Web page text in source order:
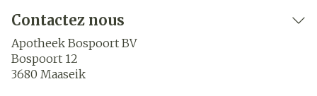
Contactez nous
Apotheek Bospoort BV
Bospoort 12
3680 Maaseik